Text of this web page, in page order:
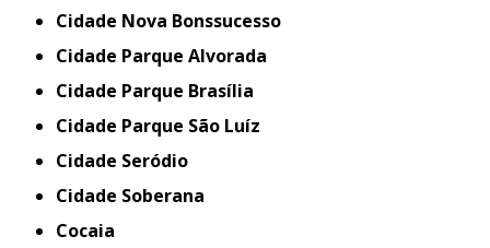
Cidade Nova Bonssucesso
Cidade Parque Alvorada
Cidade Parque Brasília
Cidade Parque São Luíz
Cidade Seródio
Cidade Soberana
Cocaia